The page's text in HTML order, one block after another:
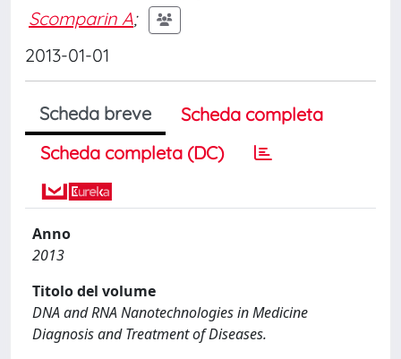
Scomparin A;
2013-01-01
Scheda breve
Scheda completa
Scheda completa (DC)
Anno
2013
Titolo del volume
DNA and RNA Nanotechnologies in Medicine
Diagnosis and Treatment of Diseases.